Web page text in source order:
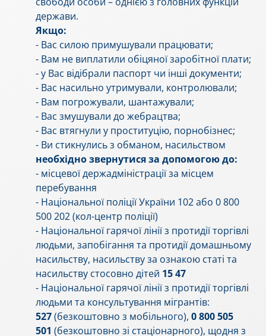
держави.
Якщо:
- Вас силою примушували працювати;
- Вам не виплатили обіцяної заробітної плати;
- у Вас відібрали паспорт чи інші документи;
- Вас насильно утримували, контролювали;
- Вам погрожували, шантажували;
- Вас змушували до жебрацтва;
- Вас втягнули у проституцію, порнобізнес;
- Ви стикнулись з обманом, насильством
необхідно звернутися за допомогою до:
- місцевої держадміністрації за місцем
перебування
- Національної поліції України 102 або 0 800
500 202 (кол-центр поліції)
- Національної гарячої лінії з протидії торгівлі
людьми, запобігання та протидії домашньому
насильству, насильству за ознакою статі та
насильству стосовно дітей 15 47
- Національної гарячої лінії з протидії торгівлі
людьми та консультування мігрантів:
527(безкоштовно з мобільного), 0 800 505
501 (безкоштовно зі стаціонарного), щодня з